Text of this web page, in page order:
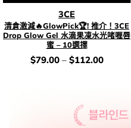
3CE
清倉激減🔥GlowPick🏆! 推介！3CE
Drop Glow Gel 水滴果凍水光啫喱唇
蜜 – 10選擇
價
錢：
$79.00– $112.00